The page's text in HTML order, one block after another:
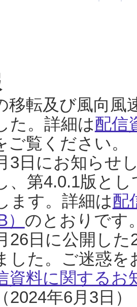
移転及び風向風
た。詳細は配信
ご覧ください。
3日にお知らせ
、第4.0.1版と
ます。詳細は配
のとおりです
26日に公開し
した。ご迷惑
資料に関するお
2024年6月3日）